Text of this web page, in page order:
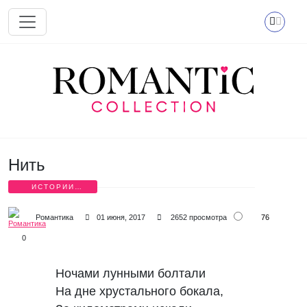
Перейти к основному содержанию
Нить
ИСТОРИИ
Романтика 01 июня, 2017 2652 просмотра 76
0
Ночами лунными болтали
На дне хрустального бокала,